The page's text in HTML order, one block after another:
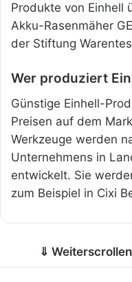
Produkte von Einhell
Akku-Rasenmäher
der Stiftung
Wer produziert
Günstige Einhell-
Preisen auf dem
Werkzeuge werden
Unternehmens in
entwickelt. Sie
zum Beispiel in Cixi
⇓